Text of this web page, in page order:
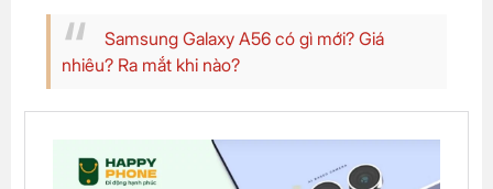
Samsung Galaxy A56 có gì mới? Giá
nhiêu? Ra mắt khi nào?